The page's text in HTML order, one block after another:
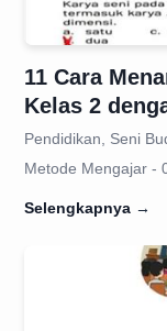
11 Cara
Kelas 2
Pendidikan, Seni
Metode Mengajar -
Selengkapnya →